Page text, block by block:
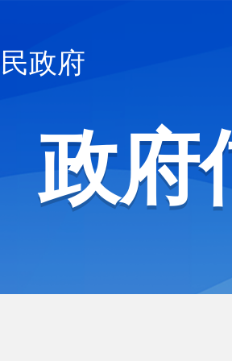
政府
政府